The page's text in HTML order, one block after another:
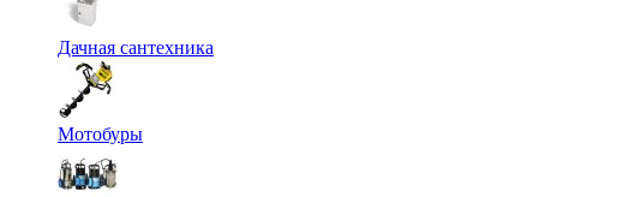
Дачная сантехника
Мотобуры